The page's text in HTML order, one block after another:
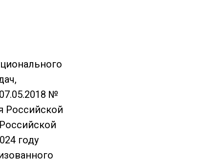
№
Российской
году